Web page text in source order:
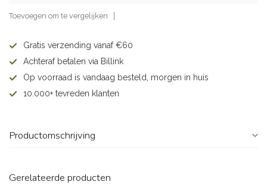
Toevoegen om te vergelijken
Gratis verzending vanaf €60
Achteraf betalen via Billink
Op voorraad is vandaag besteld, morgen in huis
10.000+ tevreden klanten
Productomschrijving
Gerelateerde producten